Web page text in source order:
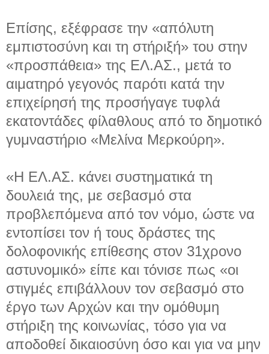
Επίσης, εξέφρασε την «απόλυτη
εμπιστοσύνη και τη στήριξή» του στην
«προσπάθεια» της ΕΛ.ΑΣ., μετά το
αιματηρό γεγονός παρότι κατά την
επιχείρησή της προσήγαγε τυφλά
εκατοντάδες φίλαθλους από το δημοτικό
γυμναστήριο «Μελίνα Μερκούρη».
«Η ΕΛ.ΑΣ. κάνει συστηματικά τη
δουλειά της, με σεβασμό στα
προβλεπόμενα από τον νόμο, ώστε να
εντοπίσει τον ή τους δράστες της
δολοφονικής επίθεσης στον 31χρονο
αστυνομικό» είπε και τόνισε πως «οι
στιγμές επιβάλλουν τον σεβασμό στο
έργο των Αρχών και την ομόθυμη
στήριξη της κοινωνίας, τόσο για να
αποδοθεί δικαιοσύνη όσο και για να μην